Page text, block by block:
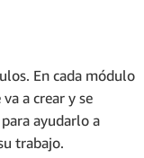
En cada módulo
a crear y se
ayudarlo a
trabajo.